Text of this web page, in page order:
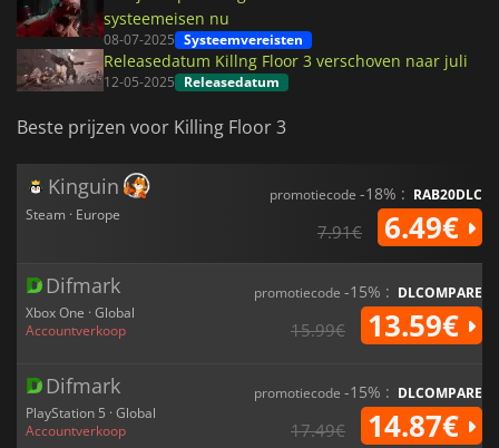
systeemeisen nu
08-07-2025 Systeemvereisten
Releasedatum Killng Floor 3 verschoven naar juli
12-05-2025 Releasedatum
Beste prijzen voor Killing Floor 3
Kinguin
Steam · Europe
promotiecode -18% : RAB20DLC
7.91€ 6.49€
Difmark
Xbox One · Global
Accountverkoop
promotiecode -15% : DLCOMPARE
15.99€ 13.59€
Difmark
PlayStation 5 · Global
Accountverkoop
promotiecode -15% : DLCOMPARE
17.49€ 14.87€